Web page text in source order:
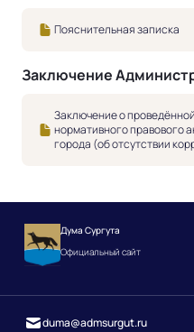
Пояснительная записка
Заключение
Заключение о
нормативного правового
города (об отсутствии
Дума Сургута
Официальный сайт
duma@admsurgut.ru